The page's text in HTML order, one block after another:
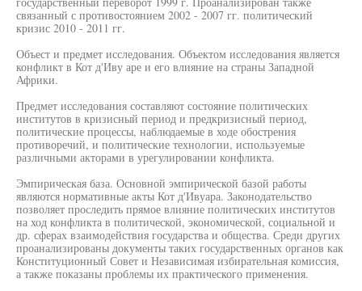
связанный с противостоянием 2002 - 2007 гг. политический
кризис 2010 - 2011 гг.
Объест и предмет исследования. Объектом исследования является
конфликт в Кот д'Иву аре и его влияние на страны Западной
Африки.
Предмет исследования составляют состояние политических
институтов в кризисный период и предкризисный период,
политические процессы, наблюдаемые в ходе обострения
противоречий, и политические технологии, используемые
различными акторами в урегулировании конфликта.
Эмпирическая база. Основной эмпирической базой работы
являются нормативные акты Кот д'Ивуара. Законодательство
позволяет проследить прямое влияние политических институтов
на ход конфликта в политической, экономической, социальной и
др. сферах взаимодействия государства и общества. Среди других
проанализированы документы таких государственных органов как
Конституционный Совет и Независимая избирательная комиссия,
а также показаны проблемы их практического применения.